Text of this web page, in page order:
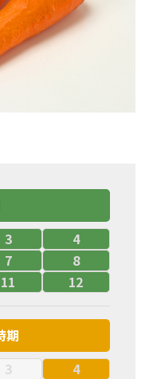
3
4
7
8
11 12
期
3
4